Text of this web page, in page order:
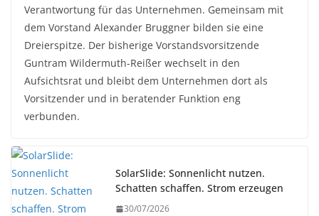
Verantwortung für das Unternehmen. Gemeinsam mit
dem Vorstand Alexander Bruggner bilden sie eine
Dreierspitze. Der bisherige Vorstandsvorsitzende
Guntram Wildermuth-Reißer wechselt in den
Aufsichtsrat und bleibt dem Unternehmen dort als
Vorsitzender und in beratender Funktion eng
verbunden.
SolarSlide: Sonnenlicht nutzen.
Schatten schaffen. Strom erzeugen
30/07/2026